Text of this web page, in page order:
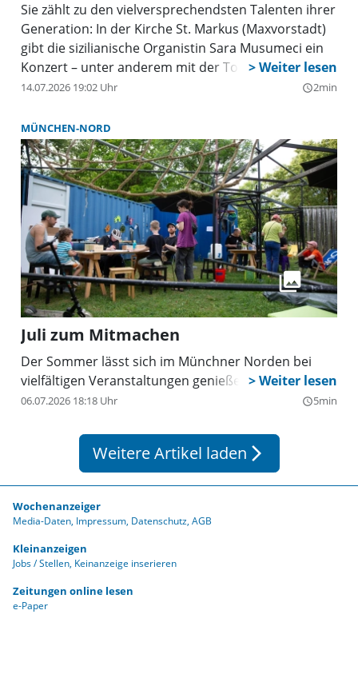
Sie zählt zu den vielversprechendsten Talenten ihrer
Generation: In der Kirche St. Markus (Maxvorstadt)
gibt die sizilianische Organistin Sara Musumeci ein
Konzert – unter anderem mit der Toccata von Bach.
14.07.2026 19:02 Uhr query_builder2min
MÜNCHEN-NORD
Juli zum Mitmachen
Der Sommer lässt sich im Münchner Norden bei
vielfältigen Veranstaltungen genießen.
06.07.2026 18:18 Uhr query_builder5min
Weitere Artikel laden arrow_forward_ios
Wochenanzeiger
Media-Daten Impressum Datenschutz AGB
Kleinanzeigen
Jobs / Stellen Keinanzeige inserieren
Zeitungen online lesen
e-Paper